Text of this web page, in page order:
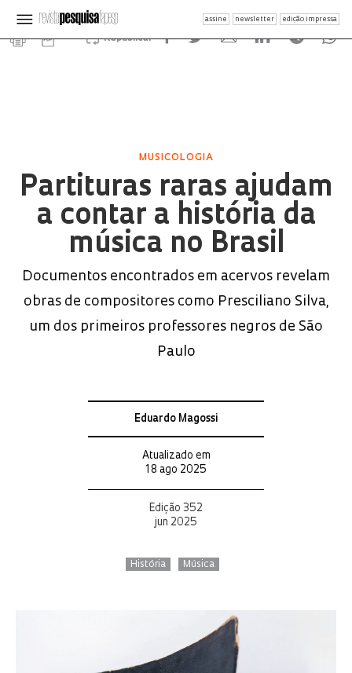
assine newsletter edição impressa
Republicar
MUSICOLOGIA
Partituras raras ajudam
a contar a história da
música no Brasil
Documentos encontrados em acervos revelam
obras de compositores como Presciliano Silva,
um dos primeiros professores negros de São
Paulo
Eduardo Magossi
Atualizado em
18 ago 2025
Edição 352
jun 2025
História Música